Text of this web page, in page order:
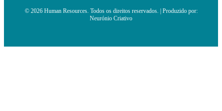
© 2026 Human Resources. Todos os direitos reservados. | Produzido por:
Neurónio Criativo